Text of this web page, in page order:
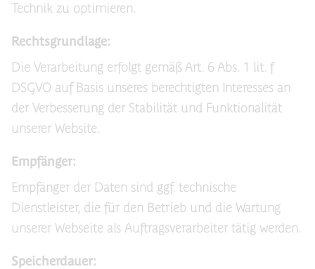
Technik zu optimieren.
Rechtsgrundlage:
Die Verarbeitung erfolgt gemäß Art. 6 Abs. 1 lit. f
DSGVO auf Basis unseres berechtigten Interesses an
der Verbesserung der Stabilität und Funktionalität
unserer Website.
Empfänger:
Empfänger der Daten sind ggf. technische
Dienstleister, die für den Betrieb und die Wartung
unserer Webseite als Auftragsverarbeiter tätig werden.
Speicherdauer: